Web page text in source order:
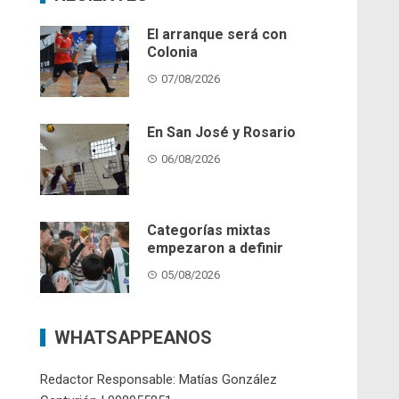
El arranque será con
Colonia
07/08/2026
En San José y Rosario
06/08/2026
Categorías mixtas
empezaron a definir
05/08/2026
WHATSAPPEANOS
Redactor Responsable: Matías González